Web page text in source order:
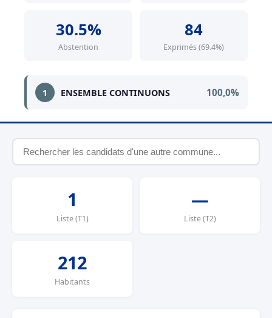
30.5%
Abstention
84
Exprimés (69.4%)
1 ENSEMBLE CONTINUONS 100,0%
1
Liste (T1)
—
Liste (T2)
212
Habitants